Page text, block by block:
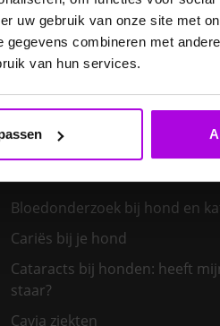
uw gebruik van onze site met
combineren met
van hun services.
symptomen en behandeling
Bescherm je dier tegen de zon
Blaasstenen bij konijnen
Bloedonderzoek bij hond en
Cariës bij je hond
Cataracts bij honden: heeft
staar?
Cavia ziekten